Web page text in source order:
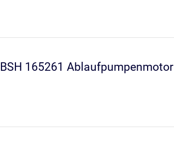
BSH 165261 Ablaufpumpenmotor